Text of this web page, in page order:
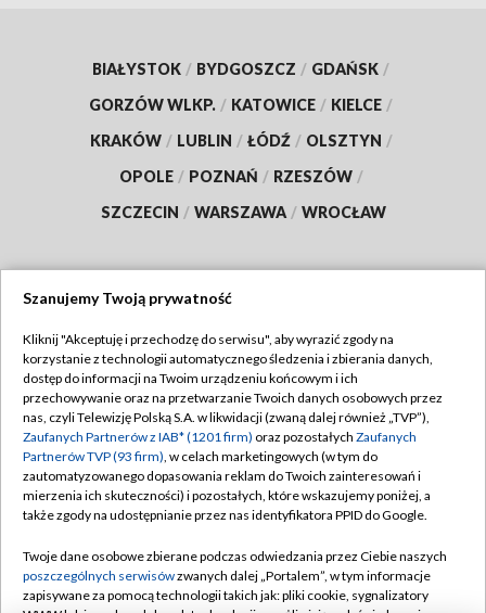
BIAŁYSTOK / BYDGOSZCZ / GDAŃSK /
GORZÓW WLKP. / KATOWICE / KIELCE /
KRAKÓW / LUBLIN / ŁÓDŹ / OLSZTYN /
OPOLE / POZNAŃ / RZESZÓW /
SZCZECIN / WARSZAWA / WROCŁAW
TVP
Abonament TVP
Emisja w TVP
Centrum informacji TVP
Naziemna Telewizja Cyfrowa
Rada Programowa
System NOS
Regulamin TVP
Polityka prywatności
Moje zgody
Pomoc
Kontakt
Szanujemy Twoją prywatność
Kliknij "Akceptuję i przechodzę do serwisu", aby wyrazić zgody na
korzystanie z technologii automatycznego śledzenia i zbierania danych,
dostęp do informacji na Twoim urządzeniu końcowym i ich
przechowywanie oraz na przetwarzanie Twoich danych osobowych przez
nas, czyli Telewizję Polską S.A. w likwidacji (zwaną dalej również „TVP”),
Zaufanych Partnerów z IAB* (1201 firm) oraz pozostałych Zaufanych
Partnerów TVP (93 firm), w celach marketingowych (w tym do
zautomatyzowanego dopasowania reklam do Twoich zainteresowań i
mierzenia ich skuteczności) i pozostałych, które wskazujemy poniżej, a
także zgody na udostępnianie przez nas identyfikatora PPID do Google.
Twoje dane osobowe zbierane podczas odwiedzania przez Ciebie naszych
poszczególnych serwisówzwanych dalej „Portalem”, w tym informacje
zapisywane za pomocą technologii takich jak: pliki cookie, sygnalizatory